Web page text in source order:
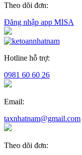
Theo dõi đơn:
Đăng nhập app MISA
Hotline hỗ trợ:
0981 60 60 26
Email:
taxnhatnam@gmail.com
Theo dõi đơn: